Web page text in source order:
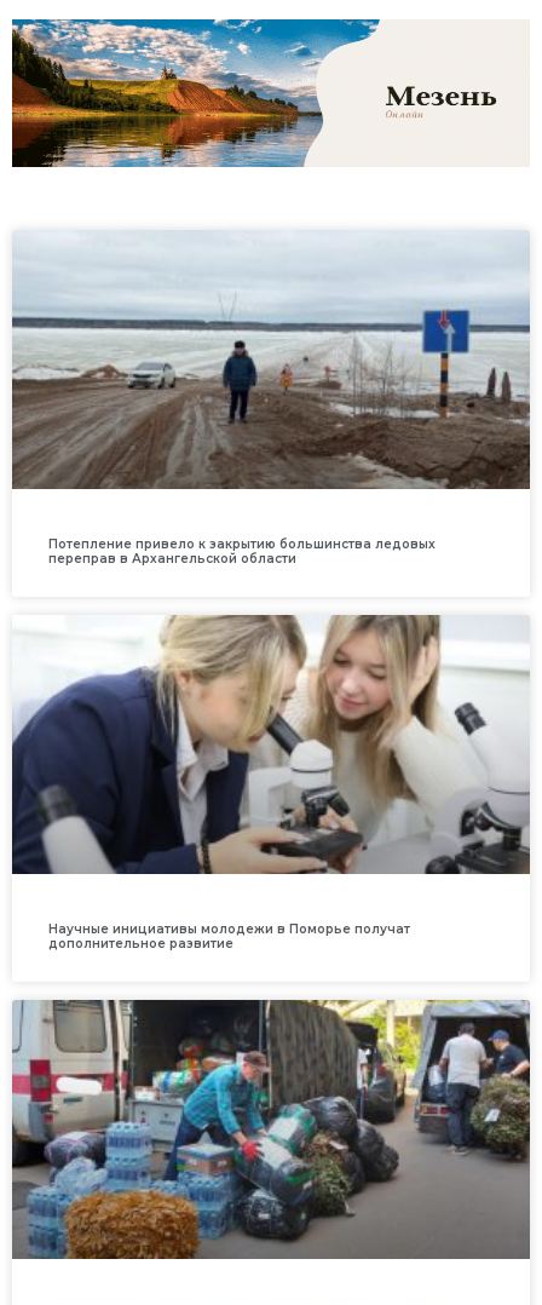
Потепление привело к закрытию большинства ледовых
переправ в Архангельской области
Научные инициативы молодежи в Поморье получат
дополнительное развитие